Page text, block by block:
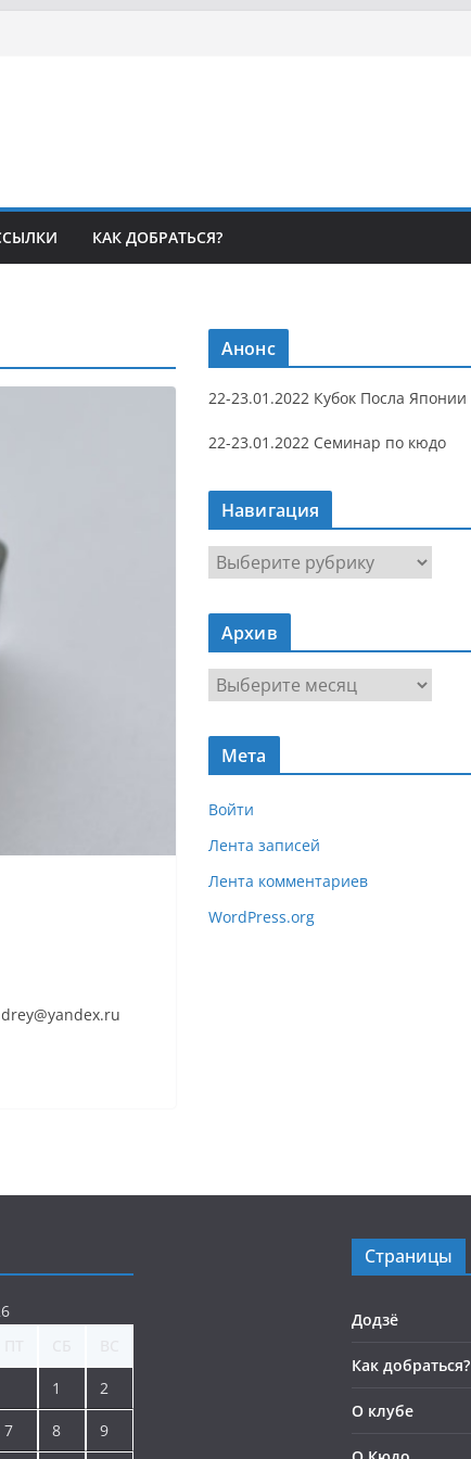
КАК ДОБРАТЬСЯ?
Анонс
22-23.01.2022 Кубок Посла Японии
22-23.01.2022 Семинар по кюдо
Навигация
Н
а
в
г
я
Архив
р
х
Мета
Войти
Лента записей
Лента комментариев
WordPress.org
1 2
7 8 9
Страницы
Додзё
Как добраться?
О клубе